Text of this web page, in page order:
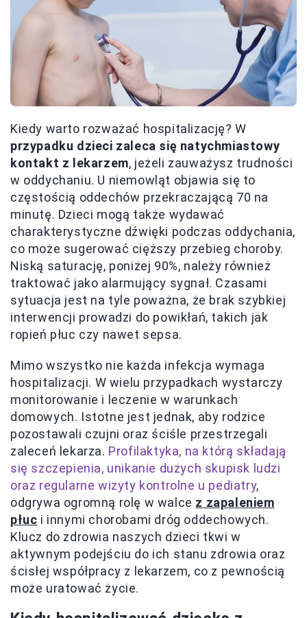
Kiedy warto rozważać hospitalizację? W
przypadku dzieci zaleca się natychmiastowy
kontakt z lekarzem, jeżeli zauważysz trudności
w oddychaniu. U niemowląt objawia się to
częstością oddechów przekraczającą 70 na
minutę. Dzieci mogą także wydawać
charakterystyczne dźwięki podczas oddychania,
co może sugerować cięższy przebieg choroby.
Niską saturację, poniżej 90%, należy również
traktować jako alarmujący sygnał. Czasami
sytuacja jest na tyle poważna, że brak szybkiej
interwencji prowadzi do powikłań, takich jak
ropień płuc czy nawet sepsa.
Mimo wszystko nie każda infekcja wymaga
hospitalizacji. W wielu przypadkach wystarczy
monitorowanie i leczenie w warunkach
domowych. Istotne jest jednak, aby rodzice
pozostawali czujni oraz ściśle przestrzegali
zaleceń lekarza. Profilaktyka, na którą składają
się szczepienia, unikanie dużych skupisk ludzi
oraz regularne wizyty kontrolne u pediatry,
odgrywa ogromną rolę w walce z zapaleniem
płuc i innymi chorobami dróg oddechowych.
Klucz do zdrowia naszych dzieci tkwi w
aktywnym podejściu do ich stanu zdrowia oraz
ścisłej współpracy z lekarzem, co z pewnością
może uratować życie.